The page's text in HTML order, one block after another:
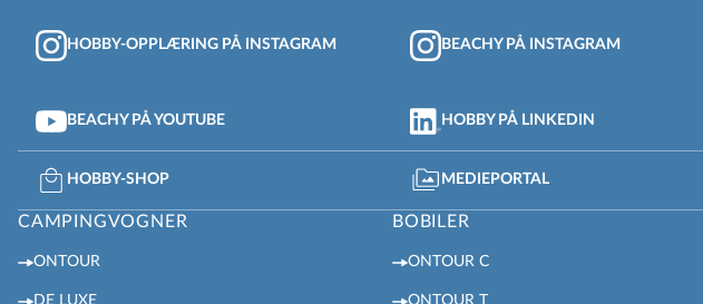
HOBBY-OPPLÆRING PÅ INSTAGRAM BEACHY PÅ INSTAGRAM
BEACHY PÅ YOUTUBE HOBBY PÅ LINKEDIN
HOBBY-SHOP MEDIEPORTAL
CAMPINGVOGNER
ONTOUR
DE LUXE
BOBILER
ONTOUR C
ONTOUR T